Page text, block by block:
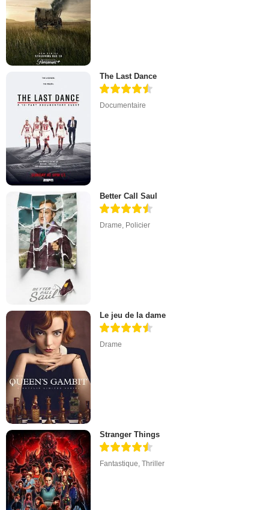
The Last Dance
Documentaire
Better Call Saul
Drame Policier
Le jeu de la dame
Drame
Stranger Things
Fantastique,Thriller